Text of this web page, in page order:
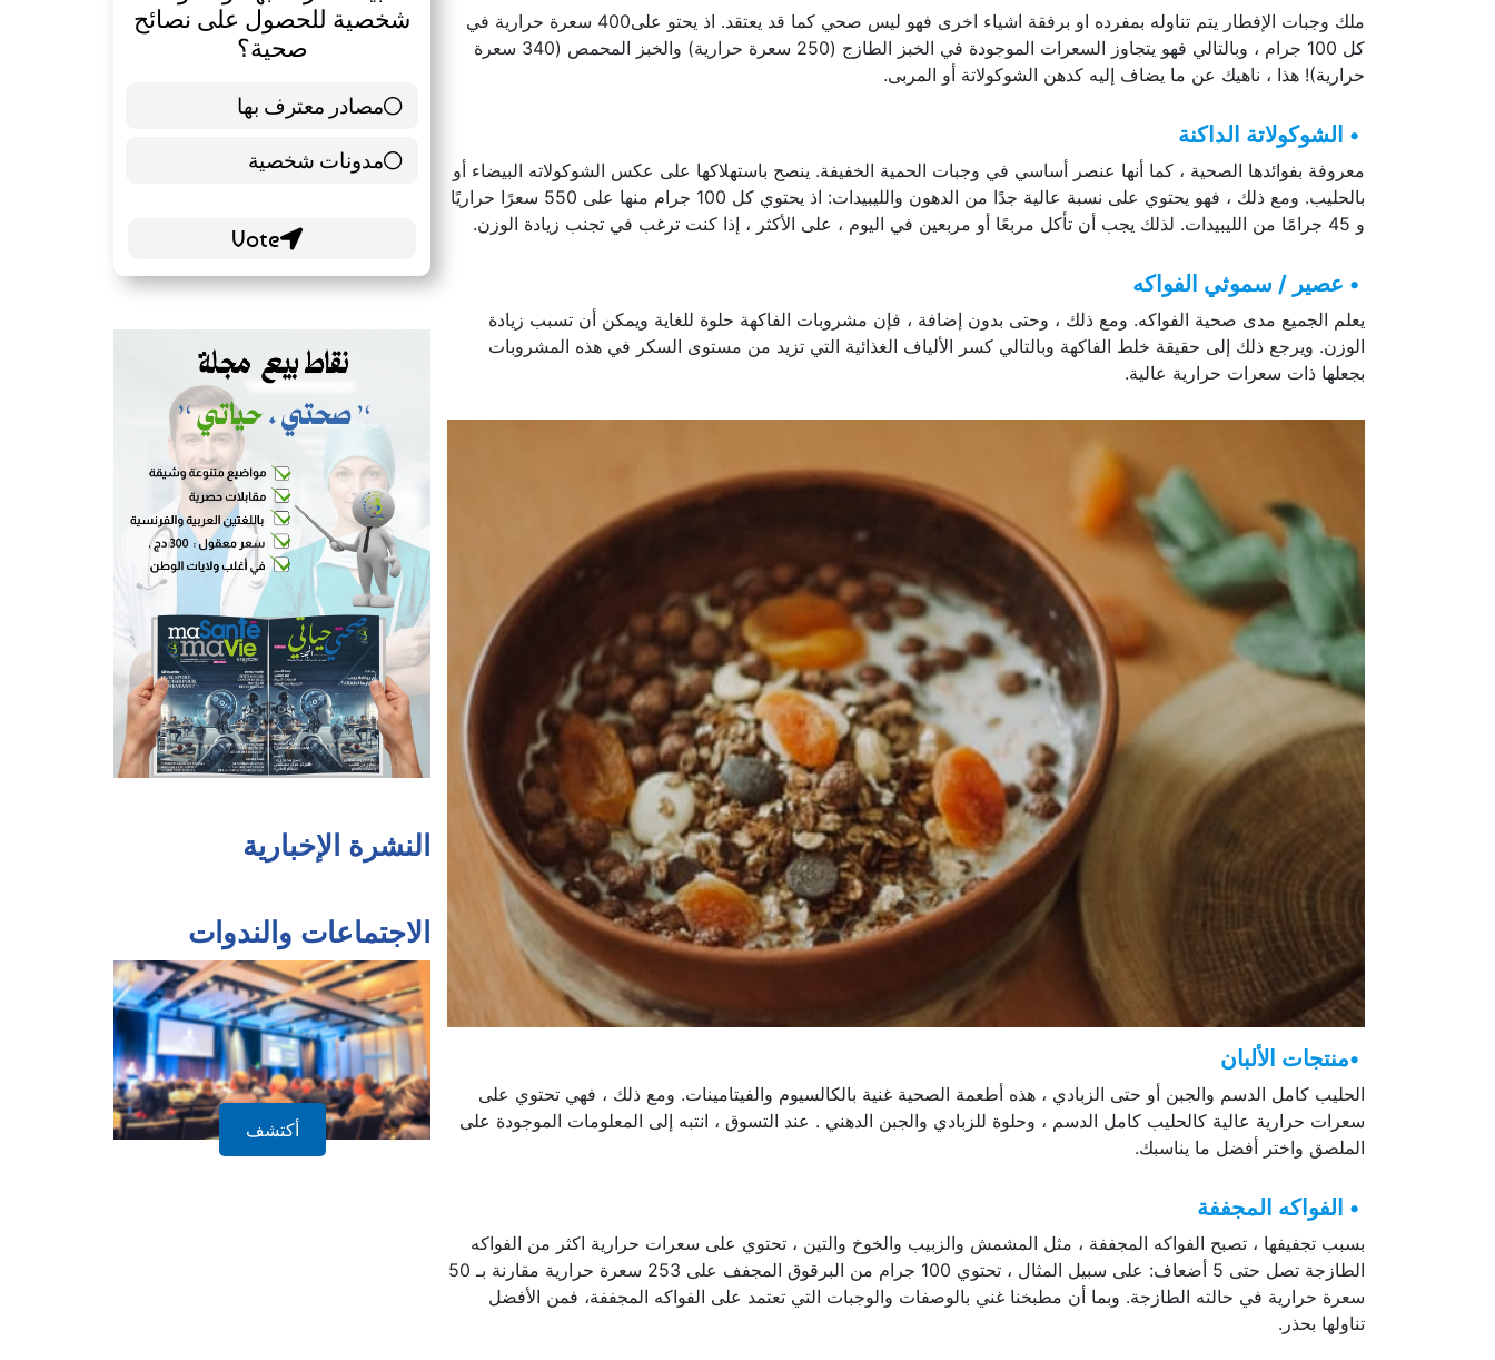
ملك وجبات الإفطار يتم تناوله بمفرده او برفقة اشياء اخرى فهو ليس صحي كما قد يعتقد. اذ يحتو على400 سعرة حرارية في
كل 100 جرام ، وبالتالي فهو يتجاوز السعرات الموجودة في الخبز الطازج (250 سعرة حرارية) والخبز المحمص (340 سعرة
حرارية)! هذا ، ناهيك عن ما يضاف إليه كدهن الشوكولاتة أو المربى.
• الشوكولاتة الداكنة
معروفة بفوائدها الصحية ، كما أنها عنصر أساسي في وجبات الحمية الخفيفة. ينصح باستهلاكها على عكس الشوكولاته البيضاء أو
بالحليب. ومع ذلك ، فهو يحتوي على نسبة عالية جدًا من الدهون والليبيدات: اذ يحتوي كل 100 جرام منها على 550 سعرًا حراريًا
و 45 جرامًا من الليبيدات. لذلك يجب أن تأكل مربعًا أو مربعين في اليوم ، على الأكثر ، إذا كنت ترغب في تجنب زيادة الوزن.
• عصير / سموثي الفواكه
يعلم الجميع مدى صحية الفواكه. ومع ذلك ، وحتى بدون إضافة ، فإن مشروبات الفاكهة حلوة للغاية ويمكن أن تسبب زيادة
الوزن. ويرجع ذلك إلى حقيقة خلط الفاكهة وبالتالي كسر الألياف الغذائية التي تزيد من مستوى السكر في هذه المشروبات
بجعلها ذات سعرات حرارية عالية.
•منتجات الألبان
الحليب كامل الدسم والجبن أو حتى الزبادي ، هذه أطعمة الصحية غنية بالكالسيوم والفيتامينات. ومع ذلك ، فهي تحتوي على
سعرات حرارية عالية كالحليب كامل الدسم ، وحلوة للزبادي والجبن الدهني . عند التسوق ، انتبه إلى المعلومات الموجودة على
الملصق واختر أفضل ما يناسبك.
• الفواكه المجففة
بسبب تجفيفها ، تصبح الفواكه المجففة ، مثل المشمش والزبيب والخوخ والتين ، تحتوي على سعرات حرارية اكثر من الفواكه
الطازجة تصل حتى 5 أضعاف: على سبيل المثال ، تحتوي 100 جرام من البرقوق المجفف على 253 سعرة حرارية مقارنة بـ 50
سعرة حرارية في حالته الطازجة. وبما أن مطبخنا غني بالوصفات والوجبات التي تعتمد على الفواكه المجففة، فمن الأفضل
تناولها بحذر.
شخصية للحصول على نصائح
صحية؟
مصادر معترف بها
39 ( 65 % )
مدونات شخصية
21 ( 35 % )
النشرة الإخبارية
الاجتماعات والندوات
أكتشف